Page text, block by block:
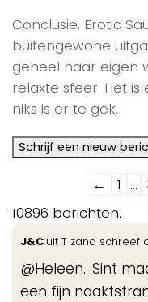
Conclusie, Erotic
buitengewone
geheel naar eigen
relaxte sfeer. Het
niks is er te gek.
door
de
lijst
← 1 ...
10896 berichten.
J&C uit T zand schreef
@Heleen.. Sint
een fijn